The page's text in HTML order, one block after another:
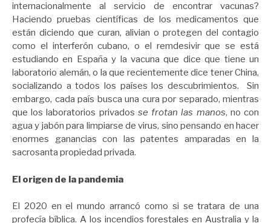
internacionalmente al servicio de encontrar vacunas?
Haciendo pruebas científicas de los medicamentos que
están diciendo que curan, alivian o protegen del contagio
como el interferón cubano, o el remdesivir que se está
estudiando en España y la vacuna que dice que tiene un
laboratorio alemán, o la que recientemente dice tener China,
socializando a todos los países los descubrimientos. Sin
embargo, cada país busca una cura por separado, mientras
que los laboratorios privados se frotan las manos, no con
agua y jabón para limpiarse de virus, sino pensando en hacer
enormes ganancias con las patentes amparadas en la
sacrosanta propiedad privada.
El origen de la pandemia
El 2020 en el mundo arrancó como si se tratara de una
profecía bíblica. A los incendios forestales en Australia y la